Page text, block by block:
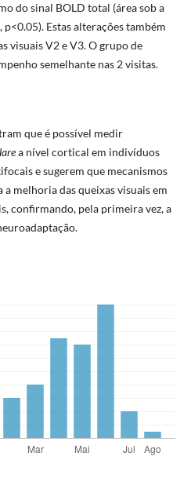
do sinal BOLD total (área sob a
p<0.05). Estas alterações também
visuais V2 e V3. O grupo de
semelhante nas 2 visitas.
que é possível medir
a nível cortical em indivíduos
e sugerem que mecanismos
melhoria das queixas visuais em
confirmando, pela primeira vez, a